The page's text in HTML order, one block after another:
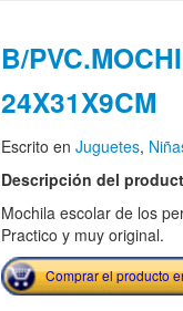
B/
24X31X9CM
Escrito en Juguetes,
Descripción del
Mochila escolar de los
Practico y muy original.
Comprar el producto